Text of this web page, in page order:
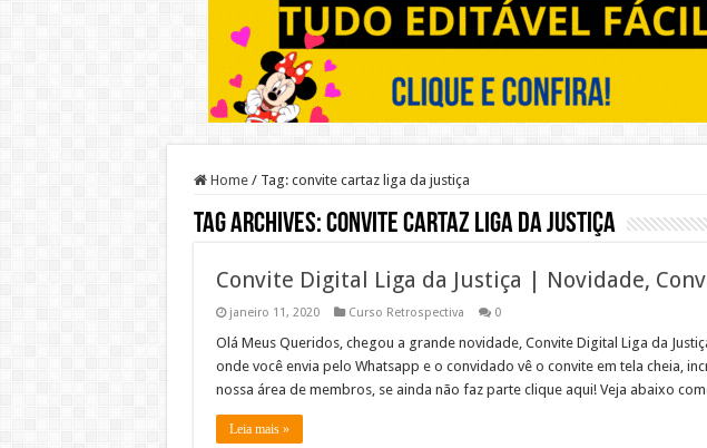
Home / Tag: convite cartaz liga da justiça
Tag Archives:convite cartaz liga da justiça
Convite Digital Liga da Justiça | Novidade,
janeiro 11, 2020 Curso Retrospectiva 0
Olá Meus Queridos, chegou a grande novidade, Convite Digital Liga da
onde você envia pelo Whatsapp e o convidado vê o convite em tela cheia,
nossa área de membros, se ainda não faz parte clique aqui! Veja abaixo
Leia mais »